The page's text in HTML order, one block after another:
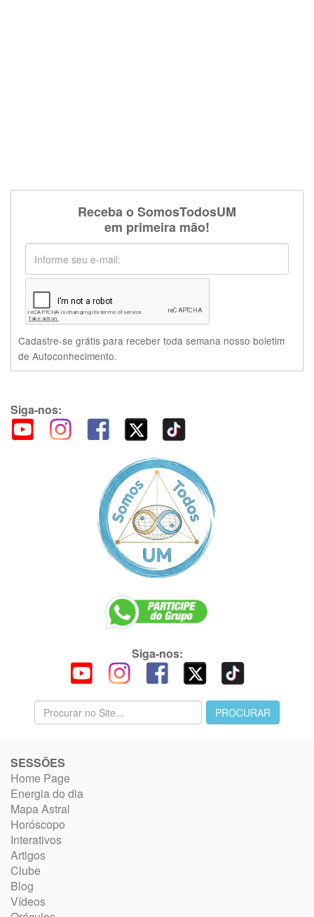
Receba o SomosTodosUM
em primeira mão!
Cadastre-se grátis para receber toda semana nosso boletim
de Autoconhecimento.
Siga-nos:
Siga-nos:
SESSÕES
Home Page
Energia do dia
Mapa Astral
Horóscopo
Interativos
Artigos
Clube
Blog
Vídeos